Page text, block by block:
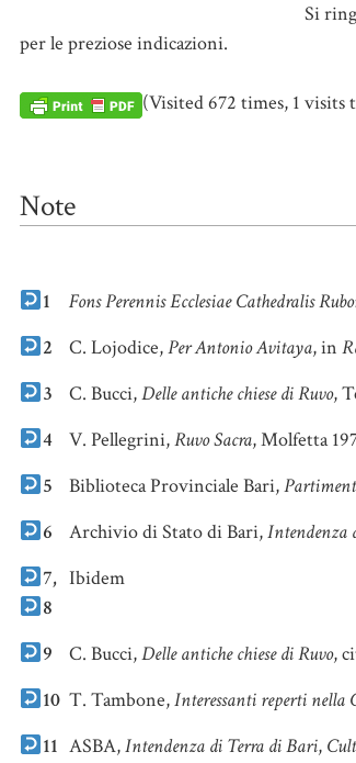
Si
per le preziose indicazioni.
(Visited 672 times, 1 visits
Note
1 Fons Perennis Ecclesiae Cathedralis
2
C. Lojodice,Per Antonio Avitaya, in
3
C. Bucci,Delle antiche chiese di Ruvo,
4
V. Pellegrini,Ruvo Sacra, Molfetta
5
Biblioteca Provinciale Bari,
6
Archivio di Stato di Bari,Intendenza
7,
8
Ibidem
9 C. Bucci,Delle antiche chiese di Ruvo,
10 T. Tambone,Interessanti reperti nella
11 ASBA,Intendenza di Terra di Bari,